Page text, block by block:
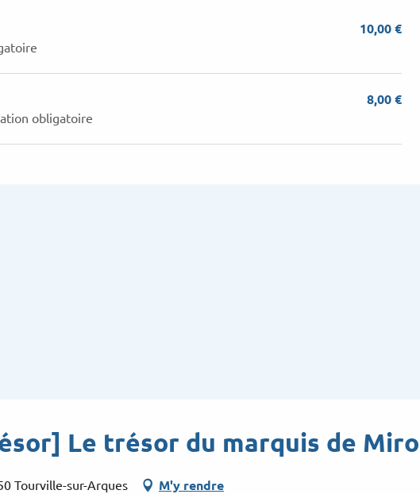
10,00 €
obligatoire
8,00 €
Le trésor du marquis de
Tourville-sur-Arques M'y rendre